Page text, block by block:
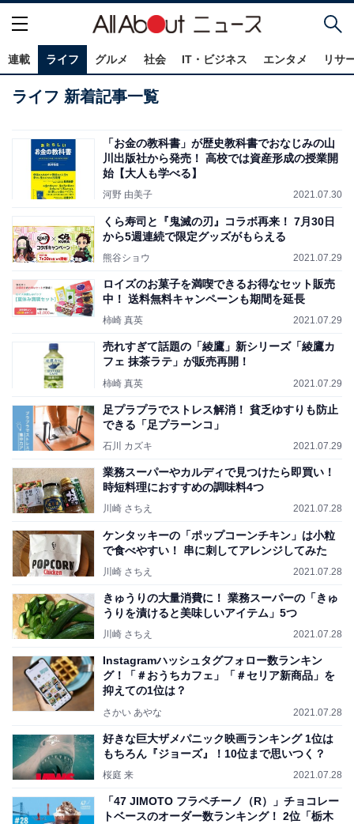
連載 ライフ グルメ 社会 IT・ビジネス エンタメ リサ
ライフ 新着記事一覧
「お金の教科書」が歴史教科書でおなじみの山
川出版社から発売！ 高校では資産形成の授業開
始【大人も学べる】
河野 由美子 2021.07.30
くら寿司と『鬼滅の刃』コラボ再来！ 7月30日
から5週連続で限定グッズがもらえる
熊谷ショウ 2021.07.29
ロイズのお菓子を満喫できるお得なセット販売
中！ 送料無料キャンペーンも期間を延長
柿崎 真英 2021.07.29
売れすぎて話題の「綾鷹」新シリーズ「綾鷹カ
フェ 抹茶ラテ」が販売再開！
柿崎 真英 2021.07.29
足プラプラでストレス解消！ 貧乏ゆすりも防止
できる「足プラーンコ」
石川 カズキ 2021.07.29
業務スーパーやカルディで見つけたら即買い！
時短料理におすすめの調味料4つ
川崎 さちえ 2021.07.28
ケンタッキーの「ポップコーンチキン」は小粒
で食べやすい！ 串に刺してアレンジしてみた
川崎 さちえ 2021.07.28
きゅうりの大量消費に！ 業務スーパーの「きゅ
うりを漬けると美味しいアイテム」5つ
川崎 さちえ 2021.07.28
Instagramハッシュタグフォロー数ランキン
グ！「＃おうちカフェ」「＃セリア新商品」を
抑えての1位は？
さかい あやな 2021.07.28
好きな巨大ザメパニック映画ランキング 1位は
もちろん『ジョーズ』！10位まで思いつく？
桜庭 来 2021.07.28
「47 JIMOTO フラペチーノ（R）」チョコレー
トベースのオーダー数ランキング！ 2位「栃木